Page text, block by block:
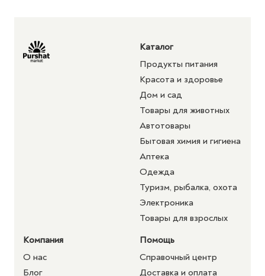
Каталог
Продукты питания
Красота и здоровье
Дом и сад
Товары для животных
Автотовары
Бытовая химия и гигиена
Аптека
Одежда
Туризм, рыбалка, охота
Электроника
Товары для взрослых
Компания
О нас
Блог
Помощь
Справочный центр
Доставка и оплата